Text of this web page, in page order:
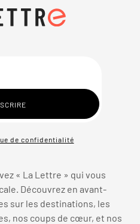
de confidentialité
« La Lettre » qui vous
Découvrez en avant-
sur les destinations, les
nos coups de cœur, et nos